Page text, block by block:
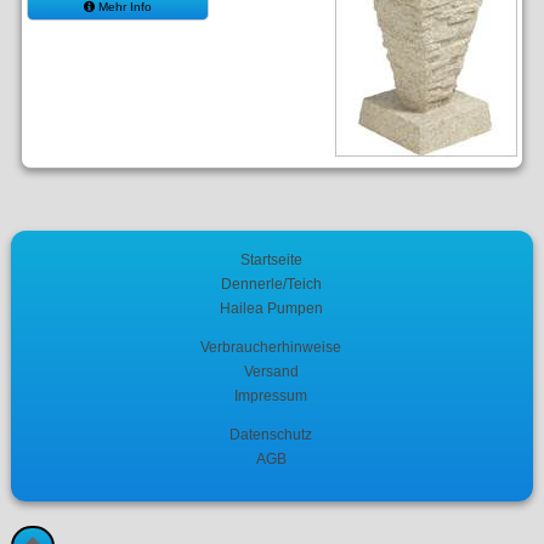
Mehr Info
Startseite
Dennerle/Teich
Hailea Pumpen
Verbraucherhinweise
Versand
Impressum
Datenschutz
AGB